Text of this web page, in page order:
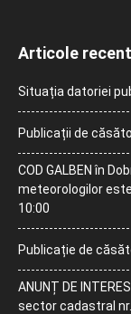
Articole
Situația datoriei
Publicații de
COD GALBEN în
meteorologilor
10:00
Publicație de
ANUNȚ DE
sector cadastral